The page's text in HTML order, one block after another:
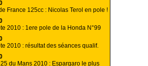
France 125cc : Nicolas Terol en pole !
2010 : 1ere pole de la Honda N°99
2010 : résultat des séances qualif.
du Mans 2010 : Espargaro le plus